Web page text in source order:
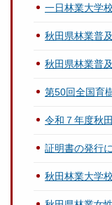
一日林業大学
秋田県林業普
秋田県林業普
第50回全国育
令和７年度秋
証明書の発行
秋田林業大学